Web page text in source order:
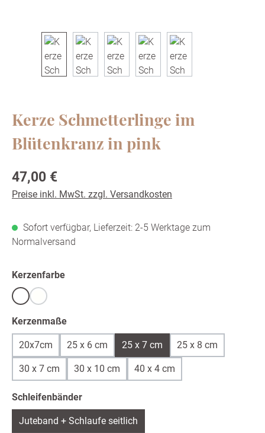
Kerze Schmetterlinge im
Blütenkranz in pink
Regulärer Preis:
47,00 €
Preise inkl. MwSt. zzgl. Versandkosten
Sofort verfügbar, Lieferzeit: 2-5 Werktage zum
Normalversand
Kerzenfarbeauswählen
Weißwarmweiß /ivory
(Diese Option ist zurzeit nicht verfügbar.)
Kerzenmaßeauswählen
20x7cm 25 x 6 cm 25 x 7 cm 25 x 8 cm
30 x 7 cm 30 x 10 cm 40 x 4 cm
Schleifenbänderauswählen
Juteband + Schlaufe seitlich